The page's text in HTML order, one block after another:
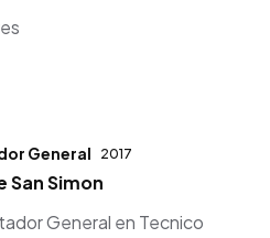
General 2017
San Simon
General en Tecnico